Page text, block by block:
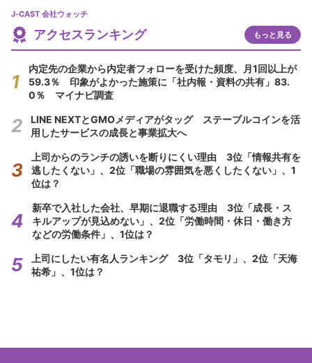
J-CAST 会社ウォッチ
アクセスランキング もっと見る
内定先の企業から内定者フォローを受けた頻度、月1回以上が
59.3％ 印象がよかった施策に「社内報・資料の共有」83.
0％ マイナビ調査
LINE NEXTとGMOメディアがタッグ ステーブルコインを活
用したサービスの成長と事業拡大へ
上司からのランチの誘いを断りにくい理由 3位「情報共有を
逃したくない」、2位「職場の雰囲気を悪くしたくない」、1
位は？
新卒で入社した会社、早期に退職する理由 3位「成長・ス
キルアップが見込めない」、2位「労働時間・休日・働き方
などの労働条件」、1位は？
上司にしたい有名人ランキング 3位「タモリ」、2位「天海
祐希」、1位は？